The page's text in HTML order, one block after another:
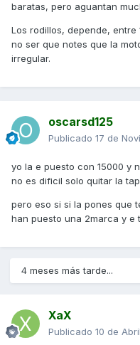
baratas, pero aguantan
Los rodillos, depende,
no ser que notes que la
irregular.
oscarsd125
Publicado 17 de
yo la e puesto con 15000 y
no es dificil solo quitar la
pero eso si si la pones que
han puesto una 2marca y e
4 meses más tarde...
XaX
Publicado 10 de